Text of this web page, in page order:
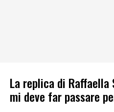
La replica di
mi deve far passare